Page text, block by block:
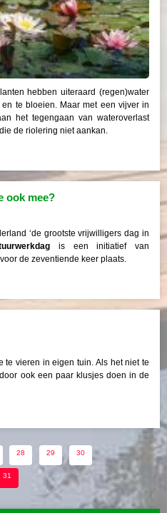
hebben uiteraard (regen)water
te bloeien. Maar met een vijver in
het tegengaan van wateroverlast
de riolering niet aankan.
ook mee?
‘de grootste vrijwilligers dag in
is een initiatief van
de zeventiende keer plaats.
te vieren in eigen tuin. Als het niet te
ook een paar klusjes doen in de
28 29 30
31